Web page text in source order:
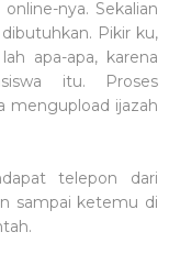
nya. Sekalian
Pikir ku,
apa-apa, karena
itu. Proses
mengupload ijazah
telepon dari
sampai ketemu di